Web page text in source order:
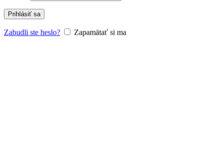
Prihlásiť sa
Zabudli ste heslo? Zapamätať si ma